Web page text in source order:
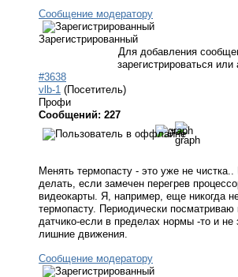
Сообщение модератору
Зарегистрированный
Для добавления
зарегистрироваться или
#3638
vlb-1 (Посетитель)
Профи
Сообщений: 227
Менять термопасту - это уже не
делать, если замечен перегрев
видеокарты. Я, например, еще никогда
термопасту. Периодически посматриваю
датчико-если в пределах нормы -то и не
лишние движения.
Сообщение модератору